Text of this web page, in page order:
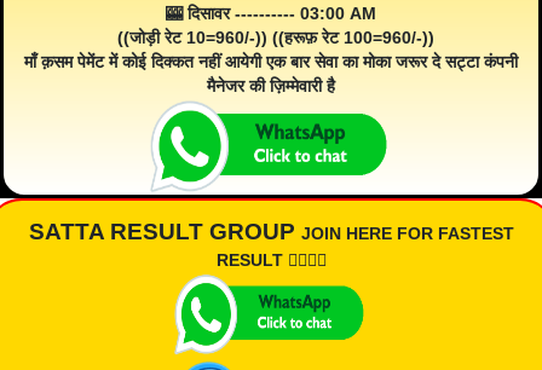
🎰 दिसावर ---------- 03:00 AM
((जोड़ी रेट 10=960/-)) ((हरूफ़ रेट 100=960/-))
माँ क़सम पेमेंट में कोई दिक्कत नहीं आयेगी एक बार सेवा का मोका जरूर दे सट्टा कंपनी
मैनेजर की ज़िम्मेवारी है
SATTA RESULT GROUP JOIN HERE FOR FASTEST
RESULT 👇🏾👇🏾